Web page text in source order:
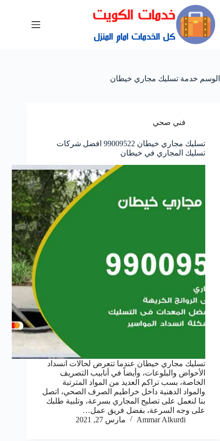
الوسم خدمة تسليك مجاري خيطان
فني صحي
تسليك مجاري خيطان 99009522 افضل شركات
تسليك المجاري في خيطان
تسليك مجاري خيطان عندما تتعرض لحالات انسداد
الأحواض والبلوعات، وأيضاً في أنابيب التصريف
الخاصة، بسب تراكم العديد من المواد المترتبة
والمواد الدهنية داخل خراطيم الصرف الصحي، اتصل
بنا لنعمل على تصليح المجاري بسرعة، وتلبية طلبك
على وجه السرعة، بفضل فريق عمل…
Ammar Alkurdi
مارس 27, 2021